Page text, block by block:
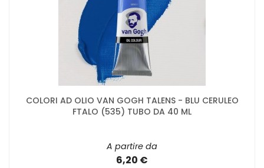
COLORI AD OLIO VAN GOGH TALENS - BLU CERULEO
FTALO (535) TUBO DA 40 ML
A partire da
6,20 €